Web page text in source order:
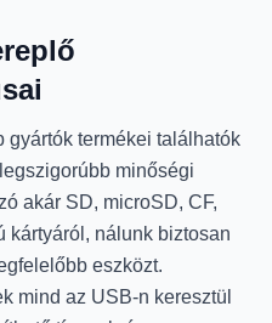
gyártók termékei találhatók
minőségi
akár SD, microSD, CF,
kártyáról, nálunk biztosan
eszközt.
mind az USB-n keresztül